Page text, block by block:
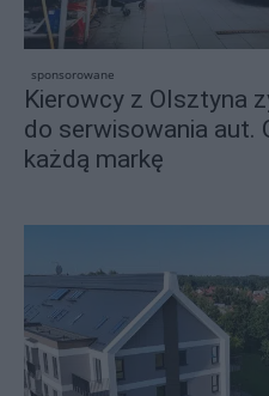
sponsorowane
Kierowcy z Olsztyna
do serwisowania aut.
każdą markę